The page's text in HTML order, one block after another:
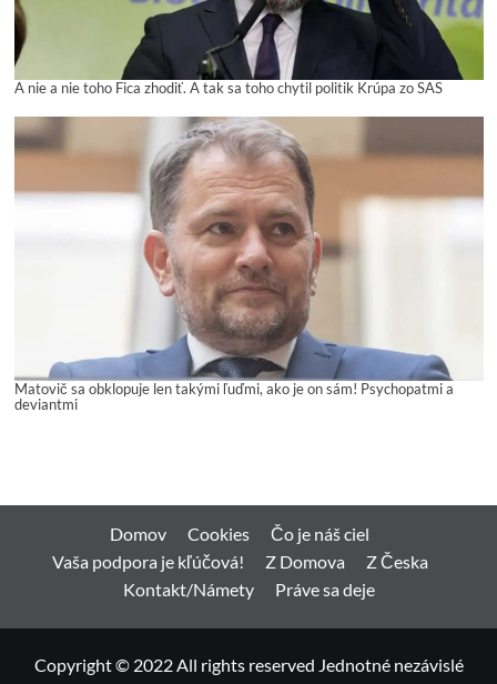
A nie a nie toho Fica zhodiť. A tak sa toho chytil politik Krúpa zo SAS
Matovič sa obklopuje len takými ľuďmi, ako je on sám! Psychopatmi a
deviantmi
Domov Cookies
Čo je náš ciel
Vaša podpora je kľúčová!
Z Domova
Z Česka
Kontakt/Námety
Práve sa deje
Copyright © 2022 All rights reserved Jednotné nezávislé